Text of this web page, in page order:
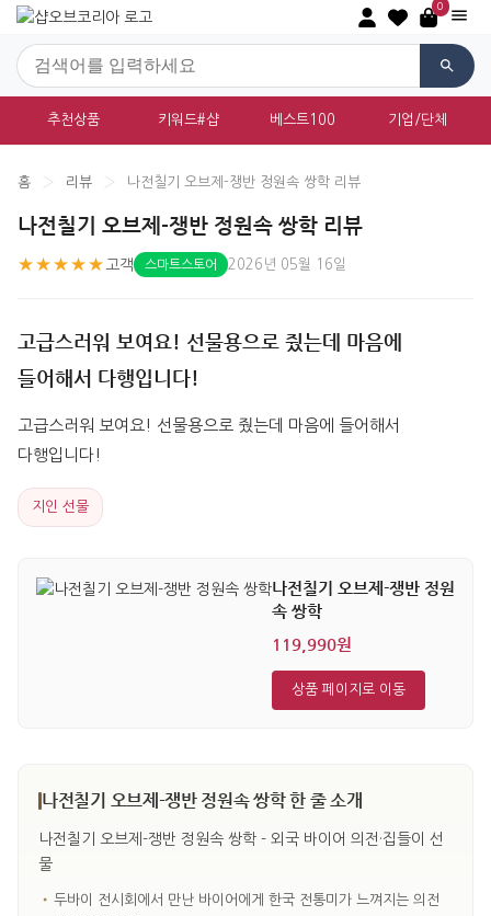
0
추천상품 키워드#샵 베스트100 기업/단체
홈 › 리뷰 › 나전칠기 오브제-쟁반 정원속 쌍학 리뷰
나전칠기 오브제-쟁반 정원속 쌍학 리뷰
★★★★★ 고객 스마트스토어 2026년 05월 16일
고급스러워 보여요! 선물용으로 줬는데 마음에
들어해서 다행입니다!
고급스러워 보여요! 선물용으로 줬는데 마음에 들어해서
다행입니다!
지인 선물
나전칠기 오브제-쟁반 정원
속 쌍학
119,990원
상품 페이지로 이동
나전칠기 오브제-쟁반 정원속 쌍학 한 줄 소개
나전칠기 오브제-쟁반 정원속 쌍학 - 외국 바이어 의전·집들이 선
물
• 두바이 전시회에서 만난 바이어에게 한국 전통미가 느껴지는 의전